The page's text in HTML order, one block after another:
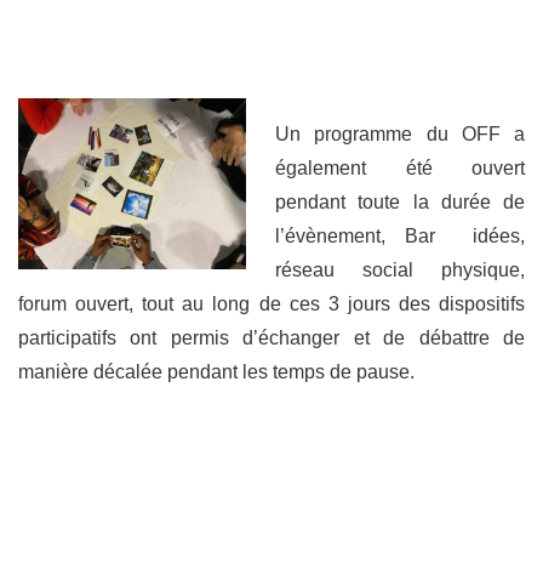
Un programme du OFF a
également été ouvert
pendant toute la durée de
l’évènement, Bar idées,
réseau social physique,
forum ouvert, tout au long de ces 3 jours des dispositifs
participatifs ont permis d’échanger et de débattre de
manière décalée pendant les temps de pause.